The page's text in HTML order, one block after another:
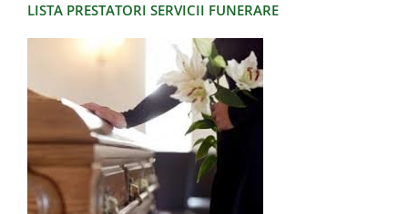
LISTA PRESTATORI SERVICII FUNERARE